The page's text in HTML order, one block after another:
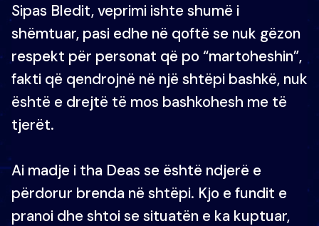
Sipas Bledit, veprimi ishte shumë i
shëmtuar, pasi edhe në qoftë se nuk gëzon
respekt për personat që po “martoheshin”,
fakti që qendrojnë në një shtëpi bashkë, nuk
është e drejtë të mos bashkohesh me të
tjerët.
Ai madje i tha Deas se është ndjerë e
përdorur brenda në shtëpi. Kjo e fundit e
pranoi dhe shtoi se situatën e ka kuptuar,